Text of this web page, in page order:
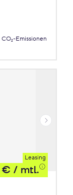
CO₂-Emissionen
Leasing
€ / mtl.